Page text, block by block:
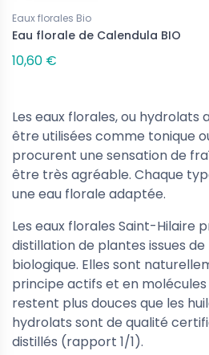
Les eaux florales, ou hydrolats
être utilisées comme tonique
procurent une sensation de
être très agréable. Chaque
une eau florale adaptée.
Les eaux florales Saint-Hilaire
distillation de plantes issues
biologique. Elles sont
principe actifs et en
restent plus douces que les
hydrolats sont de qualité
distillés (rapport 1/1).
Eaux florales Bio
Eau florale de Calendula BIO
10,60 €